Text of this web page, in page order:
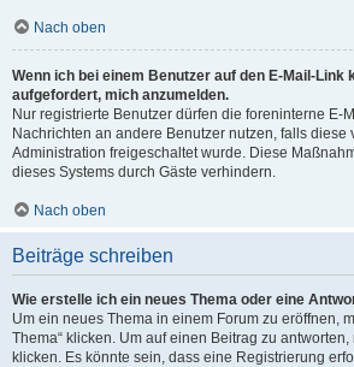
Nach oben
Wenn ich bei einem Benutzer auf den E-Mail-Link
aufgefordert, mich anzumelden.
Nur registrierte Benutzer dürfen die foreninterne E-
Nachrichten an andere Benutzer nutzen, falls diese
Administration freigeschaltet wurde. Diese
dieses Systems durch Gäste verhindern.
Nach oben
Beiträge schreiben
Wie erstelle ich ein neues Thema oder eine
Um ein neues Thema in einem Forum zu eröffnen,
Thema“ klicken. Um auf einen Beitrag zu antworten,
klicken. Es könnte sein, dass eine Registrierung